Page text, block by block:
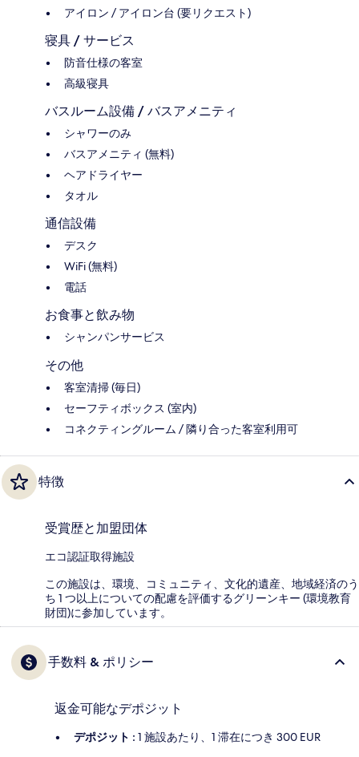
アイロン / アイロン台 (要リクエスト)
寝具 / サービス
防音仕様の客室
高級寝具
バスルーム設備 / バスアメニティ
シャワーのみ
バスアメニティ (無料)
ヘアドライヤー
タオル
通信設備
デスク
WiFi (無料)
電話
お食事と飲み物
シャンパンサービス
その他
客室清掃 (毎日)
セーフティボックス (室内)
コネクティングルーム / 隣り合った客室利用可
特徴
受賞歴と加盟団体
エコ認証取得施設
この施設は、環境、コミュニティ、文化的遺産、地域経済のう
ち 1 つ以上についての配慮を評価するグリーンキー (環境教育
財団)に参加しています。
手数料 & ポリシー
返金可能なデポジット
デポジット : 1 施設あたり、1 滞在につき 300 EUR